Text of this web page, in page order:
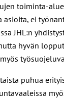
toiminta-
ei
JHL:n
hyvän
puhua